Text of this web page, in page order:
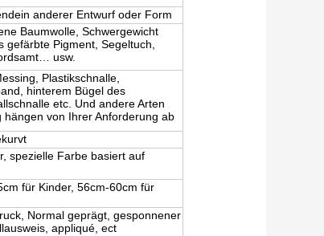
anderer Entwurf oder Form
Baumwolle, Schwergewicht
gefärbte Pigment, Segeltuch,
usw.
Plastikschnalle,
hinterem Bügel des
etc. Und andere Arten
hängen von Ihrer Anforderung ab
spezielle Farbe basiert auf
für Kinder, 56cm-60cm für
Normal geprägt, gesponnener
appliqué, ect